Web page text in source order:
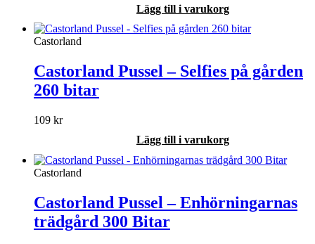
Lägg till i varukorg
Castorland
Castorland Pussel – Selfies på gården
260 bitar
109 kr
Lägg till i varukorg
Castorland
Castorland Pussel – Enhörningarnas
trädgård 300 Bitar